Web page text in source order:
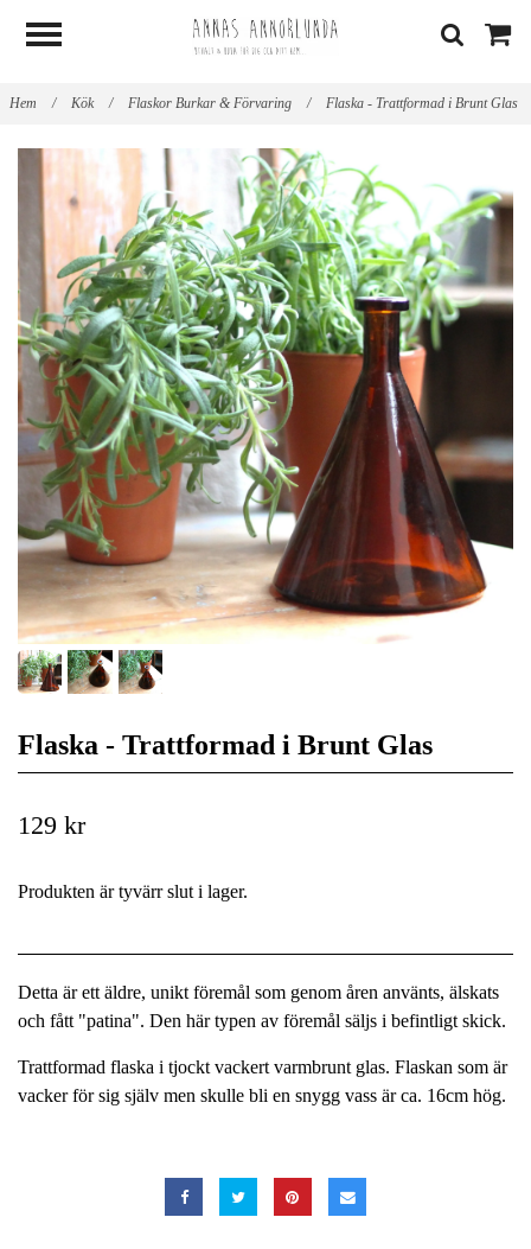
Hem / Kök / Flaskor Burkar & Förvaring / Flaska - Trattformad i Brunt Glas
Flaska - Trattformad i Brunt Glas
129 kr
Produkten är tyvärr slut i lager.
Detta är ett äldre, unikt föremål som genom åren använts, älskats
och fått "patina". Den här typen av föremål säljs i befintligt skick.
Trattformad flaska i tjockt vackert varmbrunt glas. Flaskan som är
vacker för sig själv men skulle bli en snygg vass är ca. 16cm hög.